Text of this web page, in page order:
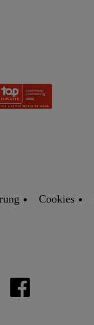
Cookies